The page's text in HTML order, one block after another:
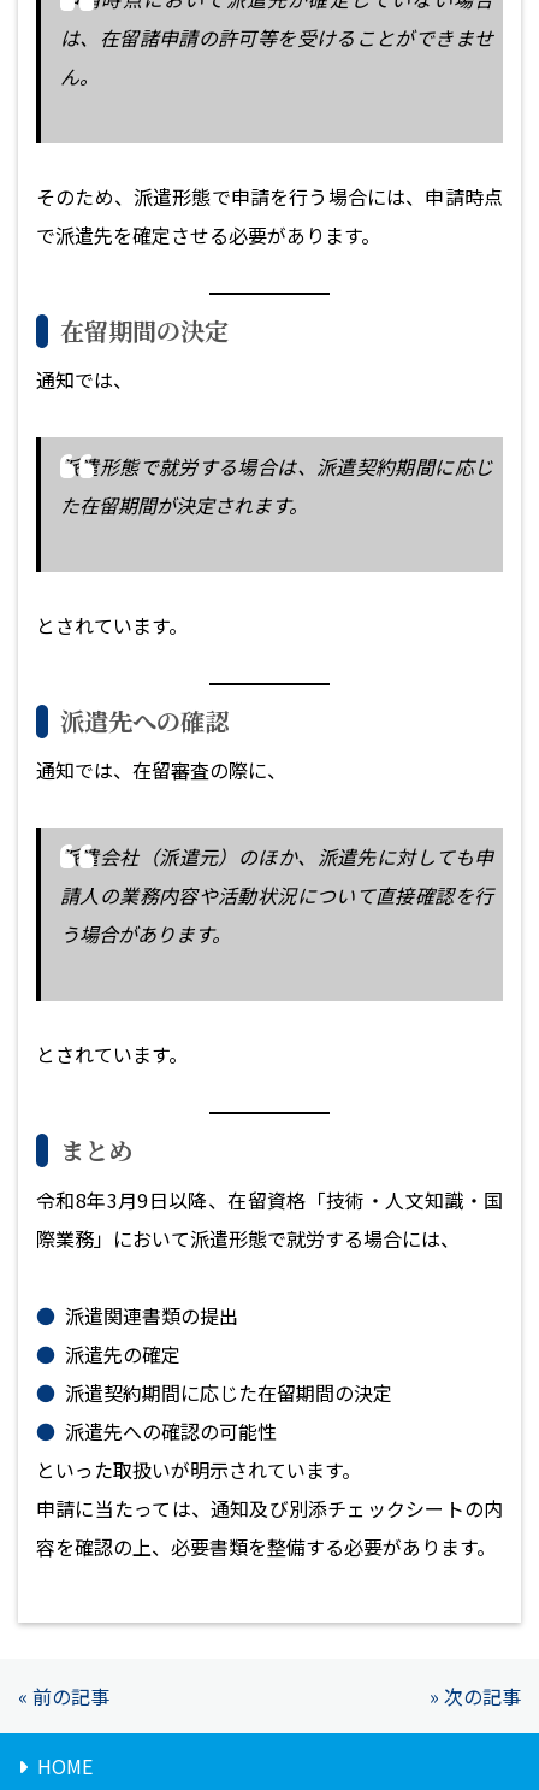
は、在留諸申請の許可等を受けることができませ
ん。
そのため、派遣形態で申請を行う場合には、申請時点
で派遣先を確定させる必要があります。
在留期間の決定
通知では、
派遣形態で就労する場合は、派遣契約期間に応じ
た在留期間が決定されます。
とされています。
派遣先への確認
通知では、在留審査の際に、
派遣会社（派遣元）のほか、派遣先に対しても申
請人の業務内容や活動状況について直接確認を行
う場合があります。
とされています。
まとめ
令和8年3月9日以降、在留資格「技術・人文知識・国
際業務」において派遣形態で就労する場合には、
派遣関連書類の提出
派遣先の確定
派遣契約期間に応じた在留期間の決定
派遣先への確認の可能性
といった取扱いが明示されています。
申請に当たっては、通知及び別添チェックシートの内
容を確認の上、必要書類を整備する必要があります。
« 前の記事 » 次の記事
HOME